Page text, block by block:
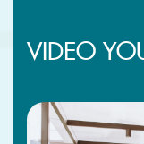
VIDEO